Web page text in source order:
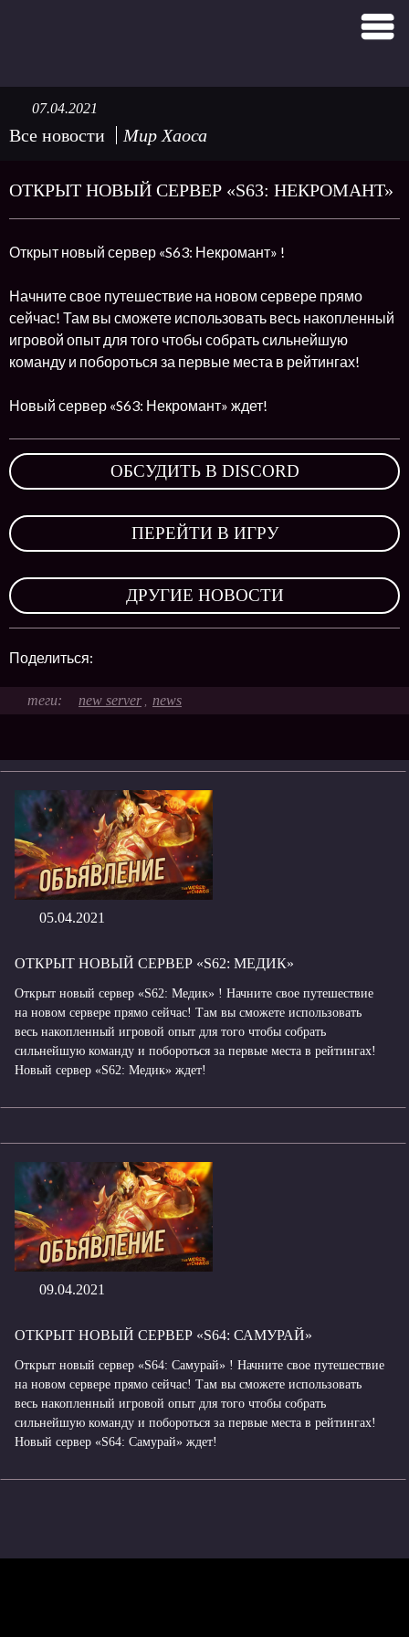
Все новости Мир Хаоса
07.04.2021
ОТКРЫТ НОВЫЙ СЕРВЕР «S63: НЕКРОМАНТ»
Открыт новый сервер «S63: Некромант» !
Начните свое путешествие на новом сервере прямо
сейчас! Там вы сможете использовать весь накопленный
игровой опыт для того чтобы собрать сильнейшую
команду и побороться за первые места в рейтингах!
Новый сервер «S63: Некромант» ждет!
ОБСУДИТЬ В DISCORD
ПЕРЕЙТИ В ИГРУ
ДРУГИЕ НОВОСТИ
Поделиться:
new server , news
05.04.2021
ОТКРЫТ НОВЫЙ СЕРВЕР «S62: МЕДИК»
Открыт новый сервер «S62: Медик» ! Начните свое путешествие
на новом сервере прямо сейчас! Там вы сможете использовать
весь накопленный игровой опыт для того чтобы собрать
сильнейшую команду и побороться за первые места в рейтингах!
Новый сервер «S62: Медик» ждет!
09.04.2021
ОТКРЫТ НОВЫЙ СЕРВЕР «S64: САМУРАЙ»
Открыт новый сервер «S64: Самурай» ! Начните свое путешествие
на новом сервере прямо сейчас! Там вы сможете использовать
весь накопленный игровой опыт для того чтобы собрать
сильнейшую команду и побороться за первые места в рейтингах!
Новый сервер «S64: Самурай» ждет!